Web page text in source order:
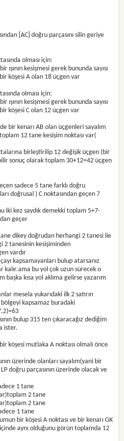
[AC] doğru parçasını silin geriye
olması için:
ışının kesişmesi gerek bununda sayısı
köşesi A olan 18 üçgen var
olması için:
ışının kesişmesi gerek bununda sayısı
köşesi C olan 12 üçgen var
bir kenarı AB olan üçgenleri sayalım
12 tane kesişim noktası var(
birleştirilip 12 değişik üçgen (bir
sonuç olarak toplam 30+12=42 üçgen
sadece 5 tane farklı doğru
doğrusal ) C noktasından geçen 7
iki kez saydık demekki toplam 5+7-
geçer
dikey doğrudan herhangi 2 tanesi ile
2 tanesinin kesişiminden
vardır
kapsamayanları bulup atarsanız
kalır.ama bu yol çok uzun sürecek o
kısa yol aklıma gelirse yazarım
mesela yukarıdaki ilk 2 satırın
kapsamaz buradaki
bulup 315 ten çıkaracağız dediğim
ister.
köşesi mutlaka A noktası olmalı önce
üzerinde olanları sayalım(yani bir
doğru parçasının üzerinde olacak ve
1 tane
2 tane
2 tane
1 tane
bir köşesi A noktası ve bir kenarı GK
aynı olduğunu görün toplamda 12